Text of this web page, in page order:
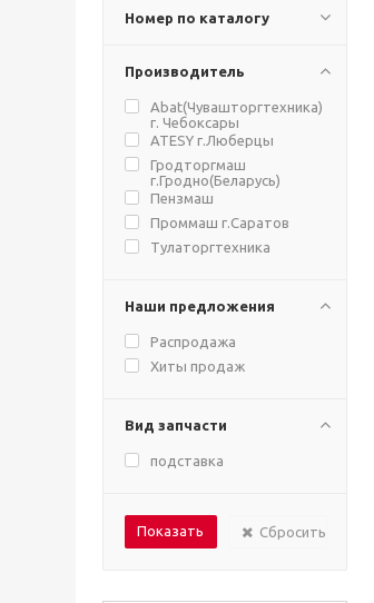
Номер по каталогу
Производитель
Abat(Чувашторгтехника)
г. Чебоксары
ATESY г.Люберцы
Гродторгмаш
г.Гродно(Беларусь)
Пензмаш
Проммаш г.Саратов
Тулаторгтехника
Наши предложения
Распродажа
Хиты продаж
Вид запчасти
подставка
Сбросить